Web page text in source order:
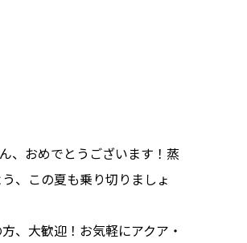
、おめでとうございます！蒸
、この夏も乗り切りましょ
、大歓迎！お気軽にアクア・